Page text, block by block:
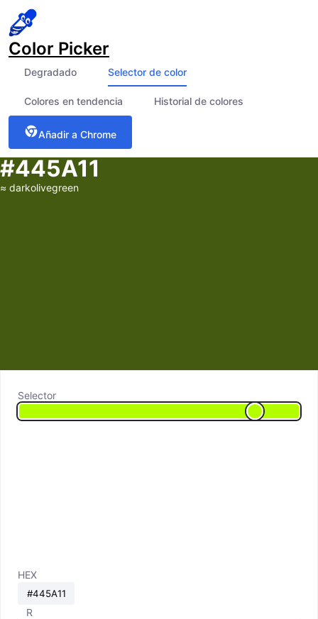
Color Picker
Degradado Selector de color
Colores en tendencia Historial de colores
Añadir a Chrome
#445A11
≈ darkolivegreen
Selector
HEX
R